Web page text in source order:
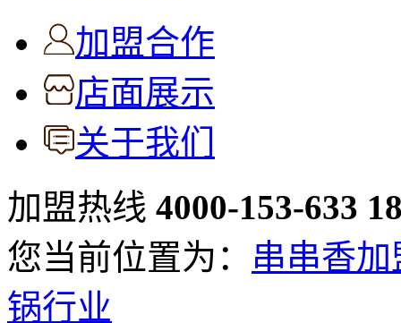
加盟合作
店面展示
关于我们
加盟热线 4000-153-633
您当前位置为： 串串香加
锅行业